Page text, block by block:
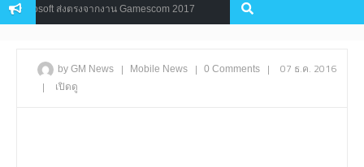
ส่งตรงจากงาน Gamescom 2017 Mobile
by GM News | Mobile News | 0 Comments |
07 ธ.ค. 2016
|
เปิดดู